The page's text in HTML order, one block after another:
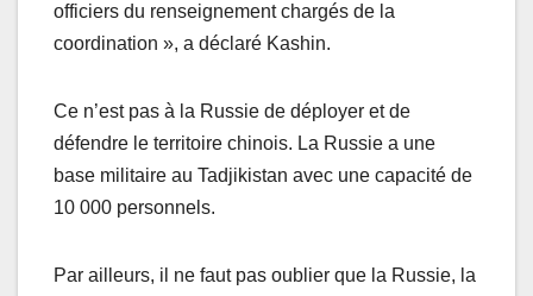
officiers du renseignement chargés de la
coordination », a déclaré Kashin.
Ce n’est pas à la Russie de déployer et de
défendre le territoire chinois. La Russie a une
base militaire au Tadjikistan avec une capacité de
10 000 personnels.
Par ailleurs, il ne faut pas oublier que la Russie, la